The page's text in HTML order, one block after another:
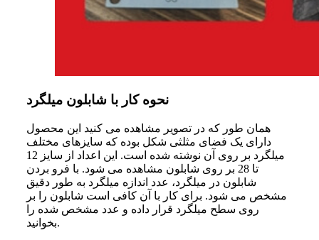
نحوه کار با شابلون میلگرد
همان طور که در تصویر مشاهده می کنید این محصول
دارای یک فضای مثلثی شکل بوده که سایزهای مختلف
میلگرد بر روی آن نوشته شده است. این اعداد از سایز 12
تا 28 بر روی شابلون مشاهده می شود. با فرو بردن
شابلون در میلگرد، عدد اندازه میلگرد به طور دقیق
مشخص می شود. برای کار با آن کافی است شابلون را بر
روی سطح میلگرد قرار داده و عدد مشخص شده را
بخوانید.